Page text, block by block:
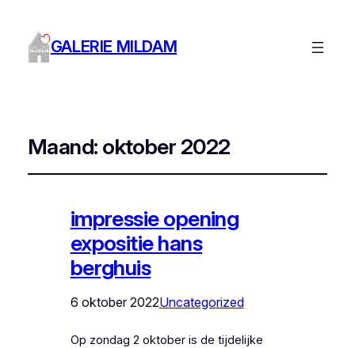
GALERIE MILDAM
Maand: oktober 2022
impressie opening
expositie hans
berghuis
6 oktober 2022Uncategorized
Op zondag 2 oktober is de tijdelijke